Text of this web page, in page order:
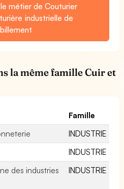
métier de Couturier
industrielle de
la même famille Cuir et
Famille
INDUSTRIE
INDUSTRIE
des industries
INDUSTRIE